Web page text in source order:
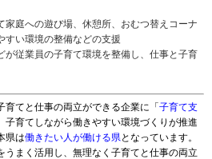
家庭への遊び場、休憩所、おむつ替えコーナ
すい環境の整備などの支援
が従業員の子育て環境を整備し、仕事と子育
てと仕事の両立ができる企業に「 子育て支
子育てしながら働きやすい環境づくりが推進
県は働きたい人が働ける県となっています。
うまく活用し、無理なく子育てと仕事の両立